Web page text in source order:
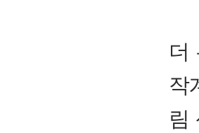
더
작
림